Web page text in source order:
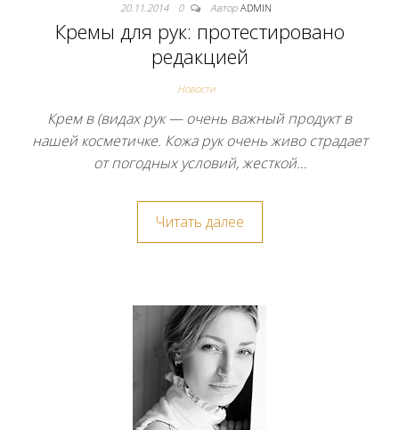
20.11.2014 0 Автор ADMIN
Кремы для рук: протестировано
редакцией
Новости
Крем в (видах рук — очень важный продукт в
нашей косметичке. Кожа рук очень живо страдает
от погодных условий, жесткой…
Читать далее